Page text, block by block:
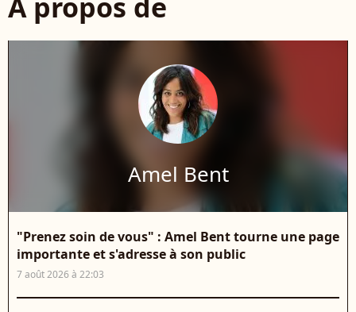
À propos de
Amel Bent
"Prenez soin de vous" : Amel Bent tourne une page
importante et s'adresse à son public
7 août 2026 à 22:03